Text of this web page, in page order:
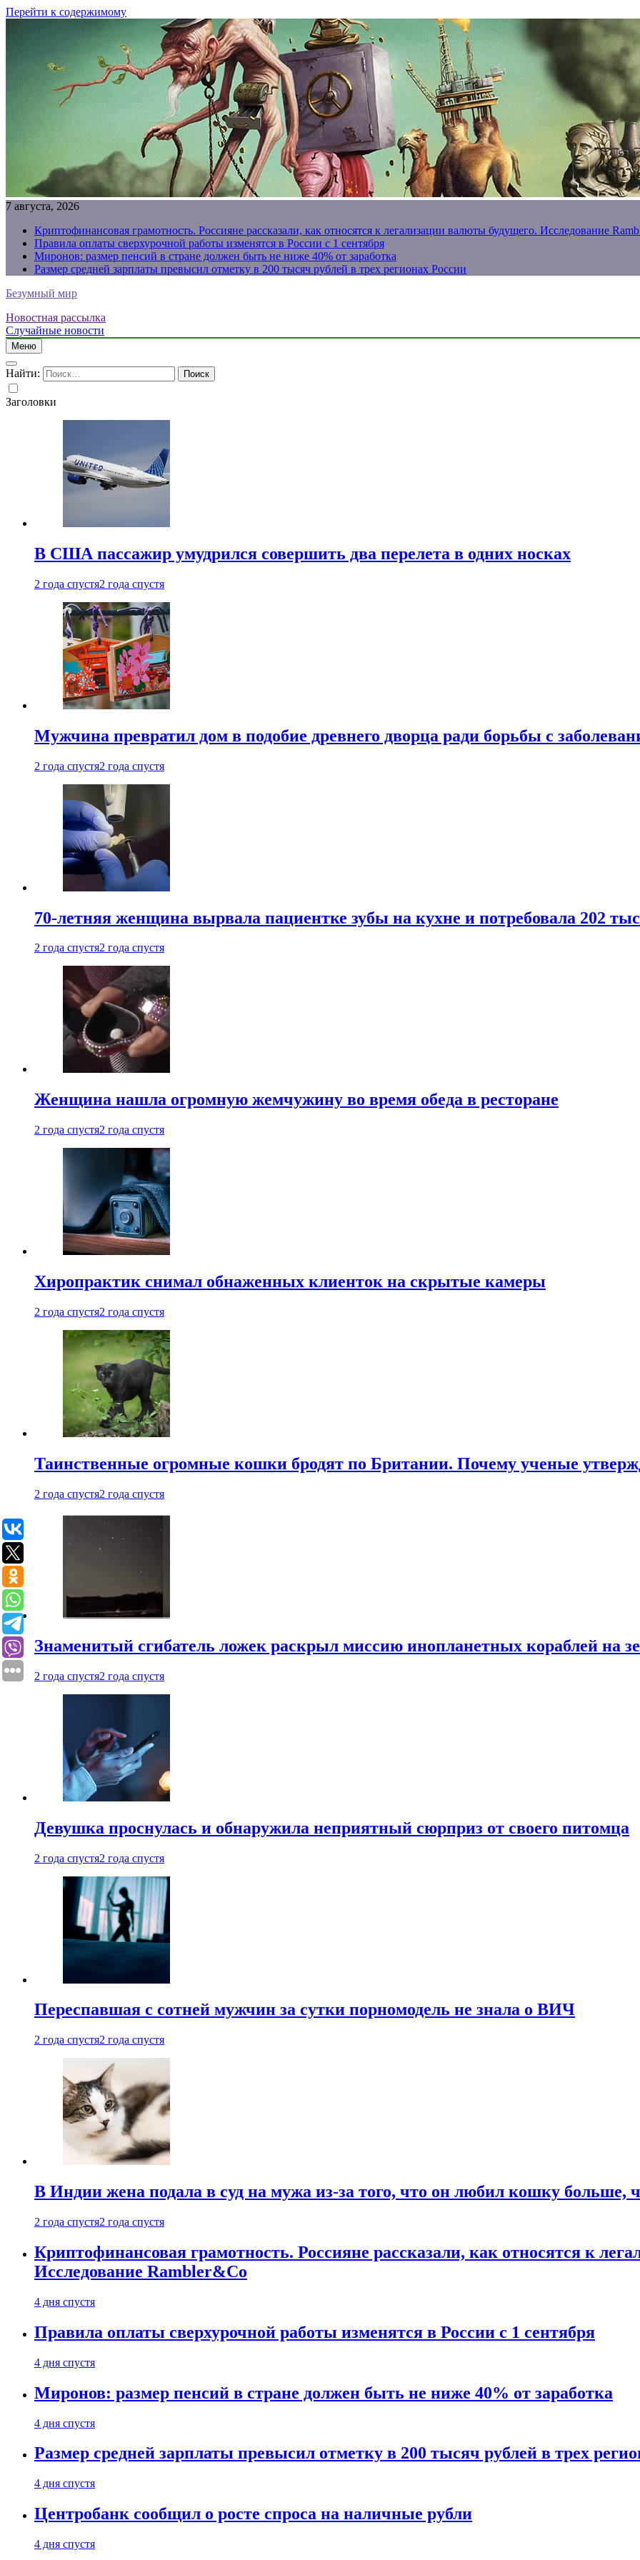
Перейти к содержимому
7 августа, 2026
Криптофинансовая грамотность. Россияне рассказали, как относятся к легализации валюты будущего. Исследование
Правила оплаты сверхурочной работы изменятся в России с 1 сентября
Миронов: размер пенсий в стране должен быть не ниже 40% от заработка
Размер средней зарплаты превысил отметку в 200 тысяч рублей в трех регионах России
Безумный мир
Новостная рассылка
Случайные новости
Меню
Найти:
Заголовки
В США пассажир умудрился совершить два перелета в одних носках
2 года спустя2 года спустя
Мужчина превратил дом в подобие древнего дворца ради борьбы с
2 года спустя2 года спустя
70-летняя женщина вырвала пациентке зубы на кухне и потребовала 202
2 года спустя2 года спустя
Женщина нашла огромную жемчужину во время обеда в ресторане
2 года спустя2 года спустя
Хиропрактик снимал обнаженных клиенток на скрытые камеры
2 года спустя2 года спустя
Таинственные огромные кошки бродят по Британии. Почему ученые
2 года спустя2 года спустя
Знаменитый сгибатель ложек раскрыл миссию инопланетных кораблей на
2 года спустя2 года спустя
Девушка проснулась и обнаружила неприятный сюрприз от своего питомца
2 года спустя2 года спустя
Переспавшая с сотней мужчин за сутки порномодель не знала о ВИЧ
2 года спустя2 года спустя
В Индии жена подала в суд на мужа из-за того, что он любил кошку больше,
2 года спустя2 года спустя
Криптофинансовая грамотность. Россияне рассказали, как относятся к
Исследование Rambler&Co
4 дня спустя
Правила оплаты сверхурочной работы изменятся в России с 1 сентября
4 дня спустя
Миронов: размер пенсий в стране должен быть не ниже 40% от заработка
4 дня спустя
Размер средней зарплаты превысил отметку в 200 тысяч рублей в трех
4 дня спустя
Центробанк сообщил о росте спроса на наличные рубли
4 дня спустя